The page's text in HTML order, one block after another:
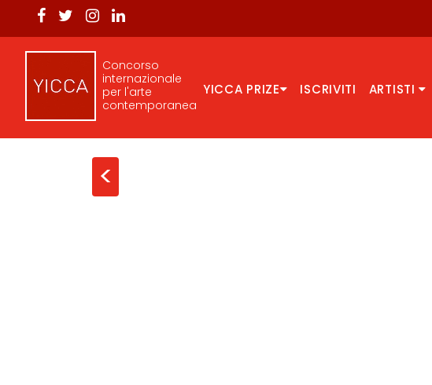
Concorso
internazionale
per l'arte
contemporanea
YICCA PRIZE ISCRIVITI ARTISTI
<